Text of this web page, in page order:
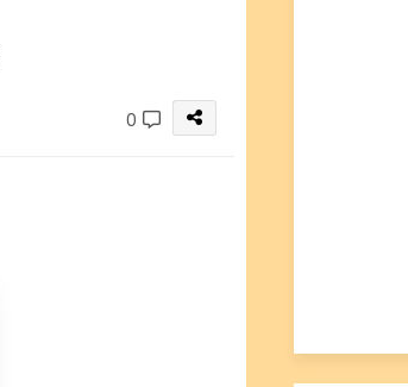
0